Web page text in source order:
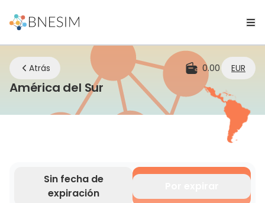
Atrás 0.00 EUR
América del Sur eSIM | Mantente
Sin fecha de
expiración